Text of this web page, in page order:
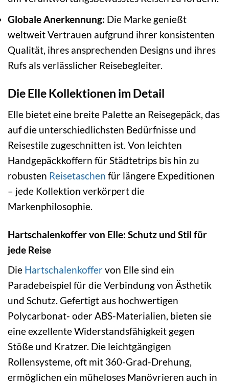
Globale Anerkennung: Die Marke genießt
weltweit Vertrauen aufgrund ihrer konsistenten
Qualität, ihres ansprechenden Designs und ihres
Rufs als verlässlicher Reisebegleiter.
Die Elle Kollektionen im Detail
Elle bietet eine breite Palette an Reisegepäck, das
auf die unterschiedlichsten Bedürfnisse und
Reisestile zugeschnitten ist. Von leichten
Handgepäckkoffern für Städtetrips bis hin zu
robusten Reisetaschen für längere Expeditionen
– jede Kollektion verkörpert die
Markenphilosophie.
Hartschalenkoffer von Elle: Schutz und Stil für
jede Reise
Die Hartschalenkoffervon Elle sind ein
Paradebeispiel für die Verbindung von Ästhetik
und Schutz. Gefertigt aus hochwertigen
Polycarbonat- oder ABS-Materialien, bieten sie
eine exzellente Widerstandsfähigkeit gegen
Stöße und Kratzer. Die leichtgängigen
Rollensysteme, oft mit 360-Grad-Drehung,
ermöglichen ein müheloses Manövrieren auch in